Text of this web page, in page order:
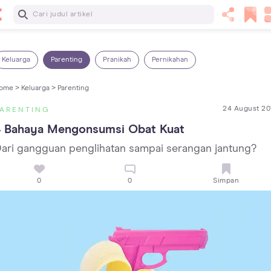
Baca Selanjutnya
Keluarga Parenting Pranikah Pernikahan
> Keluarga > Parenting
24 August
Bahaya Mengonsumsi Obat Kuat
gangguan penglihatan sampai serangan jantung?
0 0 Simpan